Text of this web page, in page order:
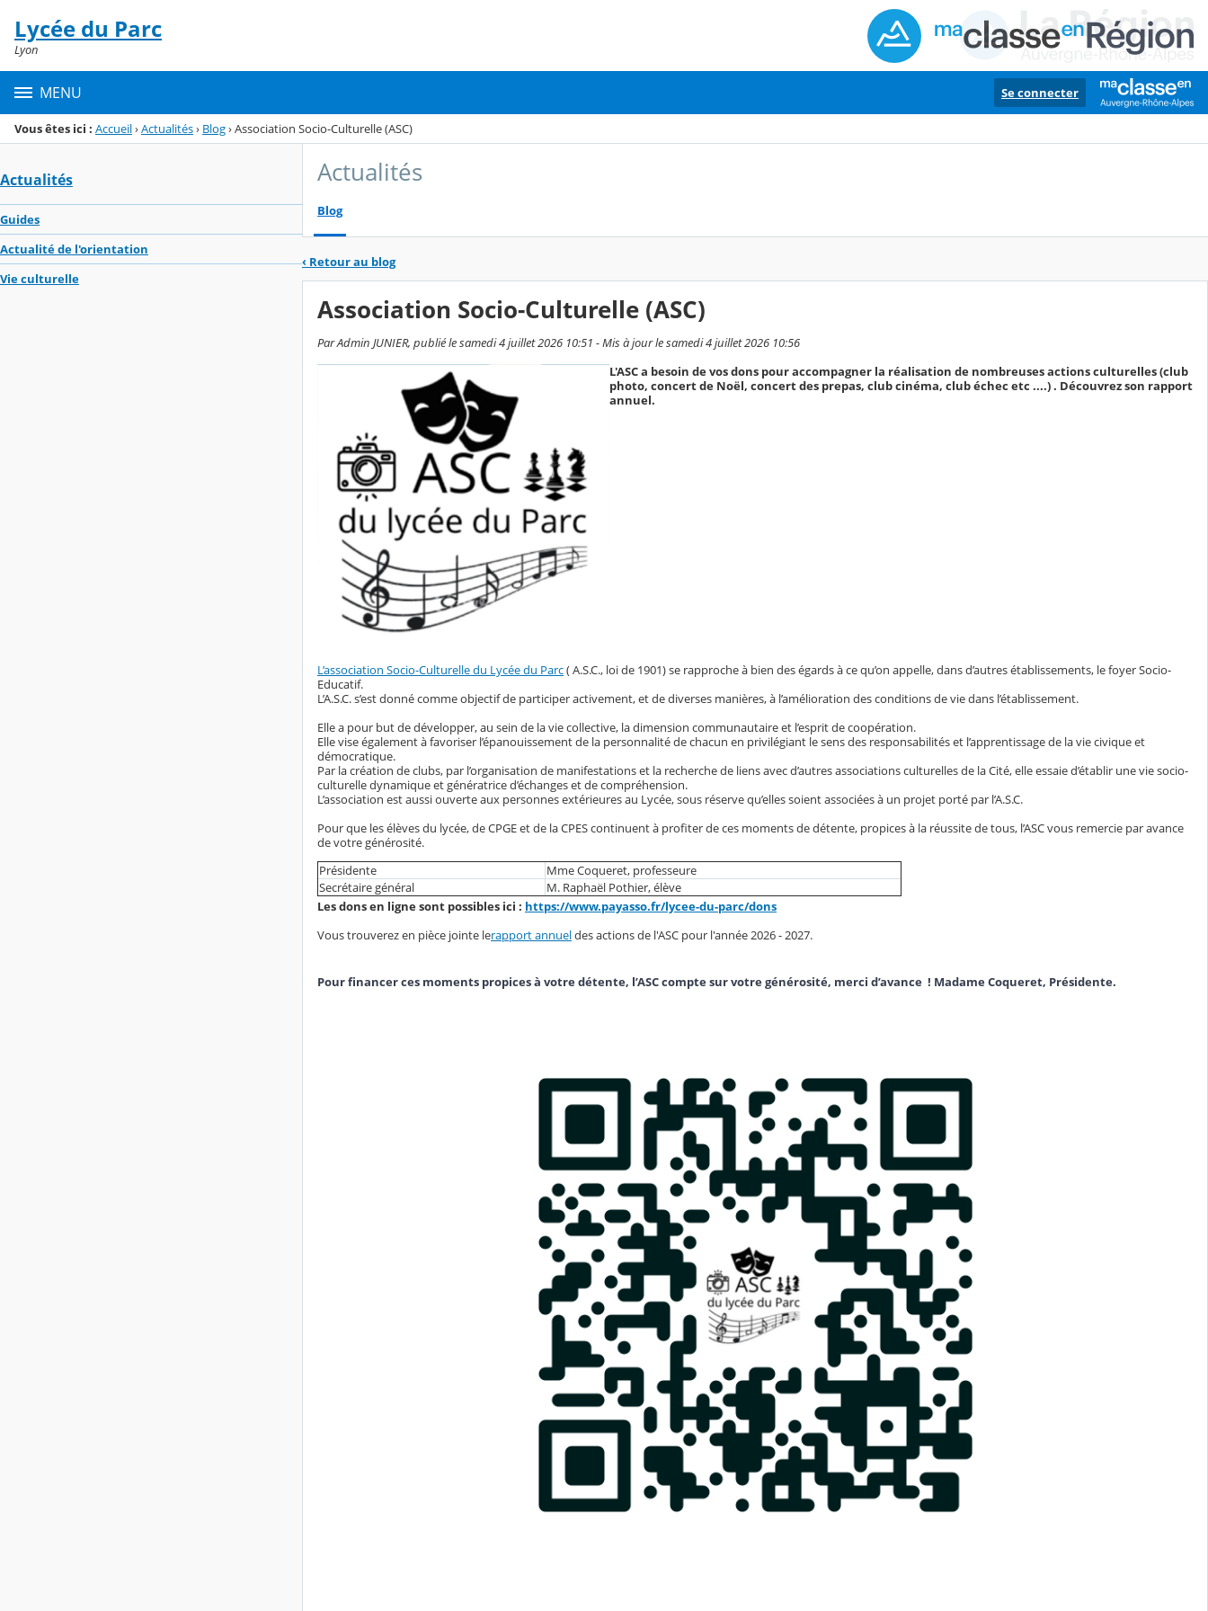
Menu de la rubrique
Contenu
Lycée du Parc
Lyon
MENU Se connecter
Vous êtes ici : Accueil›Actualités› Blog›Association Socio-Culturelle (ASC)
Actualités
Guides
Actualité de l'orientation
Vie culturelle
Actualités
Blog
‹ Retour au blog
Association Socio-Culturelle (ASC)
Par Admin JUNIER, publié le samedi 4 juillet 2026 10:51 - Mis à jour le samedi 4 juillet 2026 10:56
L'ASC a besoin de vos dons pour accompagner la réalisation de nombreuses actions culturelles (club
photo, concert de Noël, concert des prepas, club cinéma, club échec etc ....) . Découvrez son rapport
annuel.
L’association Socio-Culturelle du Lycée du Parc( A.S.C., loi de 1901) se rapproche à bien des égards à ce qu’on appelle, dans d’autres établissements, le foyer Socio-
Educatif.
L’A.S.C. s’est donné comme objectif de participer activement, et de diverses manières, à l’amélioration des conditions de vie dans l’établissement.
Elle a pour but de développer, au sein de la vie collective, la dimension communautaire et l’esprit de coopération.
Elle vise également à favoriser l’épanouissement de la personnalité de chacun en privilégiant le sens des responsabilités et l’apprentissage de la vie civique et
démocratique.
Par la création de clubs, par l’organisation de manifestations et la recherche de liens avec d’autres associations culturelles de la Cité, elle essaie d’établir une vie socio-
culturelle dynamique et génératrice d’échanges et de compréhension.
L’association est aussi ouverte aux personnes extérieures au Lycée, sous réserve qu’elles soient associées à un projet porté par l’A.S.C.
Pour que les élèves du lycée, de CPGE et de la CPES continuent à profiter de ces moments de détente, propices à la réussite de tous, l’ASC vous remercie par avance
de votre générosité.
Présidente
Mme Coqueret, professeure
Secrétaire général
M. Raphaël Pothier, élève
Les dons en ligne sont possibles ici : https://www.payasso.fr/lycee-du-parc/dons
Vous trouverez en pièce jointe lerapport annueldes actions de l'ASC pour l'année 2026 - 2027.
Pour financer ces moments propices à votre détente, l’ASC compte sur votre générosité, merci d’avance ! Madame Coqueret, Présidente.